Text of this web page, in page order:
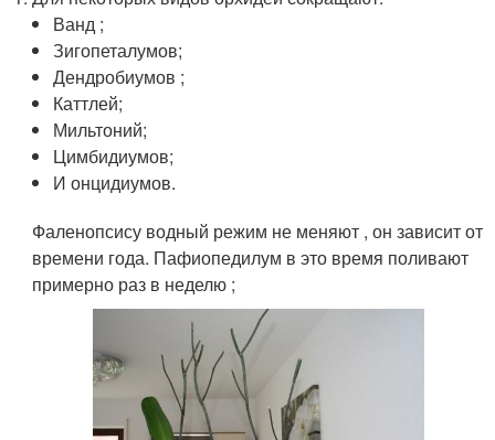
Ванд ;
Зигопеталумов;
Дендробиумов ;
Каттлей;
Мильтоний;
Цимбидиумов;
И онцидиумов.
Фаленопсису водный режим не меняют , он зависит от
времени года. Пафиопедилум в это время поливают
примерно раз в неделю ;